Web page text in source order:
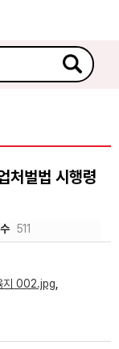
처벌법 시행령
511
지 002.jpg
5